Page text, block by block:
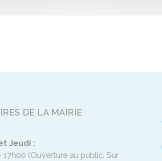
DE LA MAIRIE
Jeudi :
17h00 (Ouverture au public. Sur